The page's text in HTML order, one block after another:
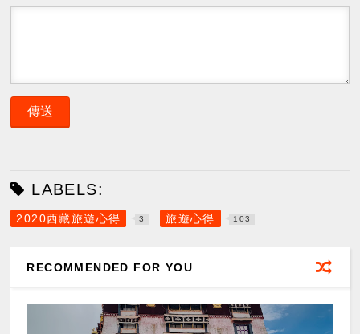
LABELS:
2020西藏旅遊心得 3 旅遊心得 103
RECOMMENDED FOR YOU